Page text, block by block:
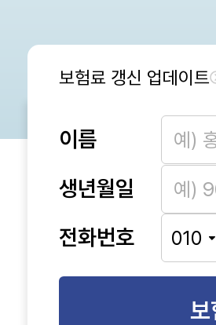
보험료 갱신 업데이트
이름
생년월일
전화번호
보